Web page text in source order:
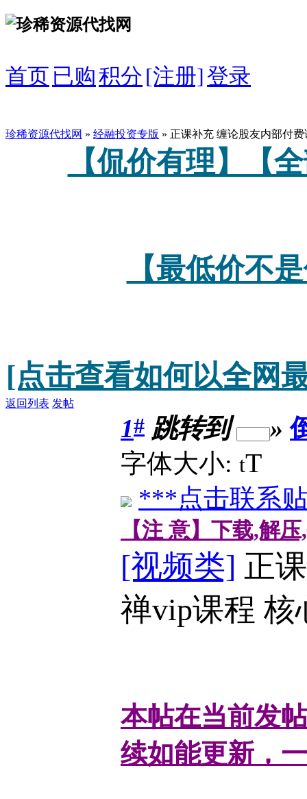
首页 已购积分[注册]登录
珍稀资源代找网 » 经融投资专版 » 正课补充 缠论股友内部付
【侃价有理】【
【最低价不
[点击查看如何以全网
返回列表 发帖
1# 跳转到 »
字体大小: tT
***点击联系
【注 意】下载,解
[视频类] 正
禅vip课程 核
本帖在当前发
续如能更新，